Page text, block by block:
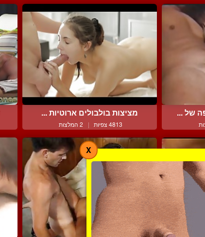
של ... מציצות בולבולים ארוטיות ...
4813 צפיות | 2 המלצות
X